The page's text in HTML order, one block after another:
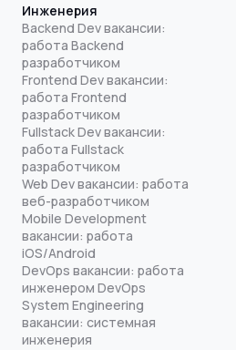
Инженерия
Backend Dev вакансии:
работа Backend
разработчиком
Frontend Dev вакансии:
работа Frontend
разработчиком
Fullstack Dev вакансии:
работа Fullstack
разработчиком
Web Dev вакансии: работа
веб-разработчиком
Mobile Development
вакансии: работа
iOS/Android
DevOps вакансии: работа
инженером DevOps
System Engineering
вакансии: системная
инженерия